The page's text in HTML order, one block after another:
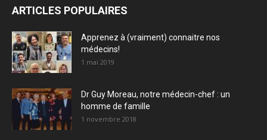
ARTICLES POPULAIRES
Apprenez à (vraiment) connaitre nos
médecins!
1 mai 2019
Dr Guy Moreau, notre médecin-chef : un
homme de famille
1 novembre 2018